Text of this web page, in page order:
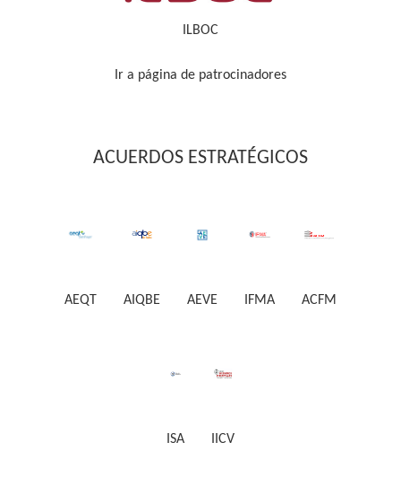
ILBOC
Ir a página de patrocinadores
ACUERDOS ESTRATÉGICOS
AEQT AIQBE AEVE IFMA ACFM
ISA IICV